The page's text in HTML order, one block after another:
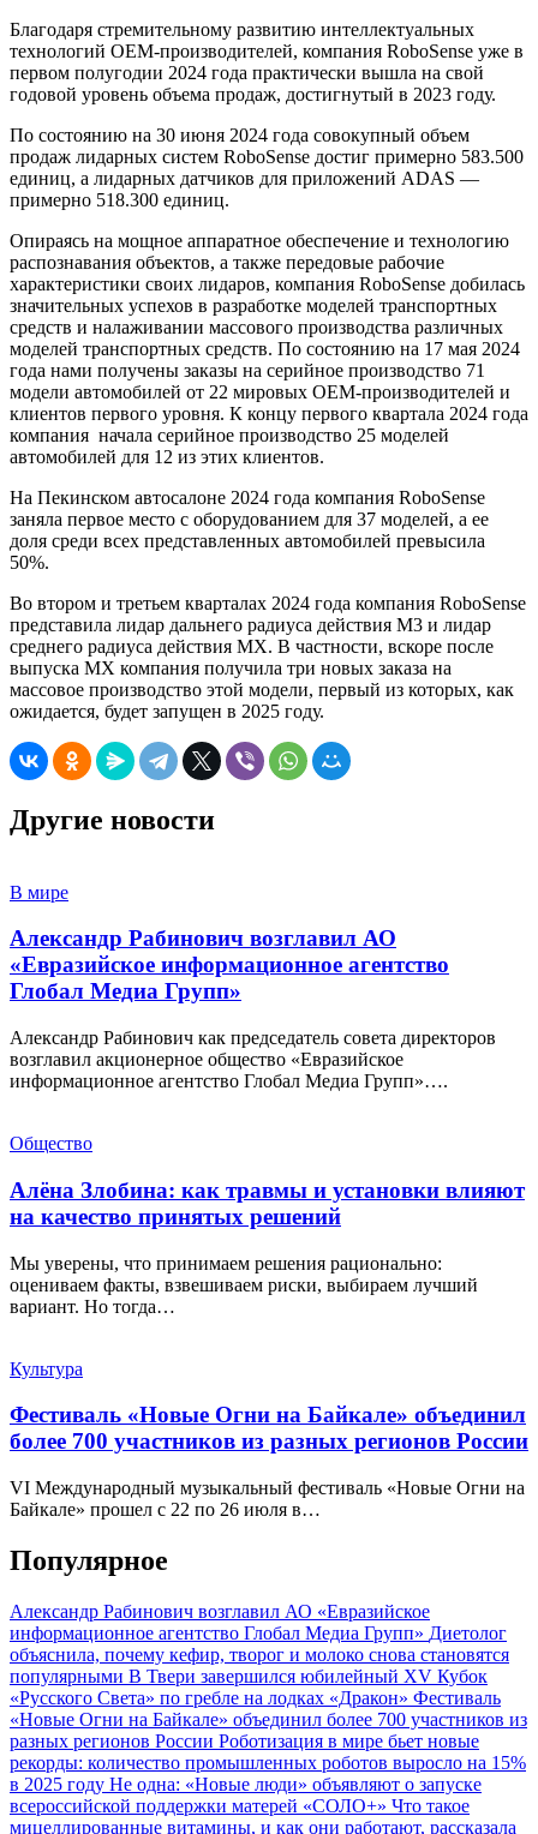
Благодаря стремительному развитию интеллектуальных
технологий OEM-производителей, компания RoboSense уже в
первом полугодии 2024 года практически вышла на свой
годовой уровень объема продаж, достигнутый в 2023 году.
По состоянию на 30 июня 2024 года совокупный объем
продаж лидарных систем RoboSense достиг примерно 583.500
единиц, а лидарных датчиков для приложений ADAS —
примерно 518.300 единиц.
Опираясь на мощное аппаратное обеспечение и технологию
распознавания объектов, а также передовые рабочие
характеристики своих лидаров, компания RoboSense добилась
значительных успехов в разработке моделей транспортных
средств и налаживании массового производства различных
моделей транспортных средств. По состоянию на 17 мая 2024
года нами получены заказы на серийное производство 71
модели автомобилей от 22 мировых OEM-производителей и
клиентов первого уровня. К концу первого квартала 2024 года
компания начала серийное производство 25 моделей
автомобилей для 12 из этих клиентов.
На Пекинском автосалоне 2024 года компания RoboSense
заняла первое место с оборудованием для 37 моделей, а ее
доля среди всех представленных автомобилей превысила
50%.
Во втором и третьем кварталах 2024 года компания RoboSense
представила лидар дальнего радиуса действия М3 и лидар
среднего радиуса действия МХ. В частности, вскоре после
выпуска MX компания получила три новых заказа на
массовое производство этой модели, первый из которых, как
ожидается, будет запущен в 2025 году.
Другие новости
В мире
Александр Рабинович возглавил АО
«Евразийское информационное агентство
Глобал Медиа Групп»
Александр Рабинович как председатель совета директоров
возглавил акционерное общество «Евразийское
информационное агентство Глобал Медиа Групп»….
Общество
Алёна Злобина: как травмы и установки влияют
на качество принятых решений
Мы уверены, что принимаем решения рационально:
оцениваем факты, взвешиваем риски, выбираем лучший
вариант. Но тогда…
Культура
Фестиваль «Новые Огни на Байкале» объединил
более 700 участников из разных регионов России
VI Международный музыкальный фестиваль «Новые Огни на
Байкале» прошел с 22 по 26 июля в…
Популярное
Александр Рабинович возглавил АО «Евразийское
информационное агентство Глобал Медиа Групп» Диетолог
объяснила, почему кефир, творог и молоко снова становятся
популярными В Твери завершился юбилейный XV Кубок
«Русского Света» по гребле на лодках «Дракон» Фестиваль
«Новые Огни на Байкале» объединил более 700 участников из
разных регионов России Роботизация в мире бьет новые
рекорды: количество промышленных роботов выросло на 15%
в 2025 году Не одна: «Новые люди» объявляют о запуске
всероссийской поддержки матерей «СОЛО+» Что такое
мицеллированные витамины, и как они работают, рассказала